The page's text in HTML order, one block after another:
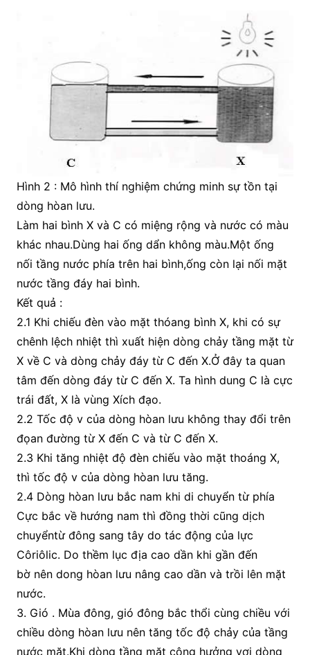
Hình 2 : Mô hình thí nghiệm chứng minh sự tồn tại
dòng hòan lưu.
Làm hai bình X và C có miệng rộng và nước có màu
khác nhau.Dùng hai ống dẩn không màu.Một ống
nối tầng nước phía trên hai bình,ống còn lại nối mặt
nước tầng đáy hai bình.
Kết quả :
2.1 Khi chiếu đèn vào mặt thóang bình X, khi có sự
chênh lệch nhiệt thì xuất hiện dòng chảy tầng mặt từ
X về C và dòng chảy đáy từ C đến X.Ở đây ta quan
tâm đến dòng đáy từ C đến X. Ta hình dung C là cực
trái đất, X là vùng Xích đạo.
2.2 Tốc độ v của dòng hòan lưu không thay đổi trên
đọan đường từ X đến C và từ C đến X.
2.3 Khi tăng nhiệt độ đèn chiếu vào mặt thoáng X,
thì tốc độ v của dòng hòan lưu tăng.
2.4 Dòng hòan lưu bắc nam khi di chuyển từ phía
Cực bắc về hướng nam thì đồng thời cũng dịch
chuyểntừ đông sang tây do tác động của lực
Côriôlic. Do thềm lục địa cao dần khi gần đến
bờ nên dong hòan lưu nâng cao dần và trồi lên mặt
nước.
3. Gió . Mùa đông, gió đông bắc thổi cùng chiều với
chiều dòng hòan lưu nên tăng tốc độ chảy của tầng
nước mặt.Khi dòng tầng mặt cộng hưởng vơi dòng